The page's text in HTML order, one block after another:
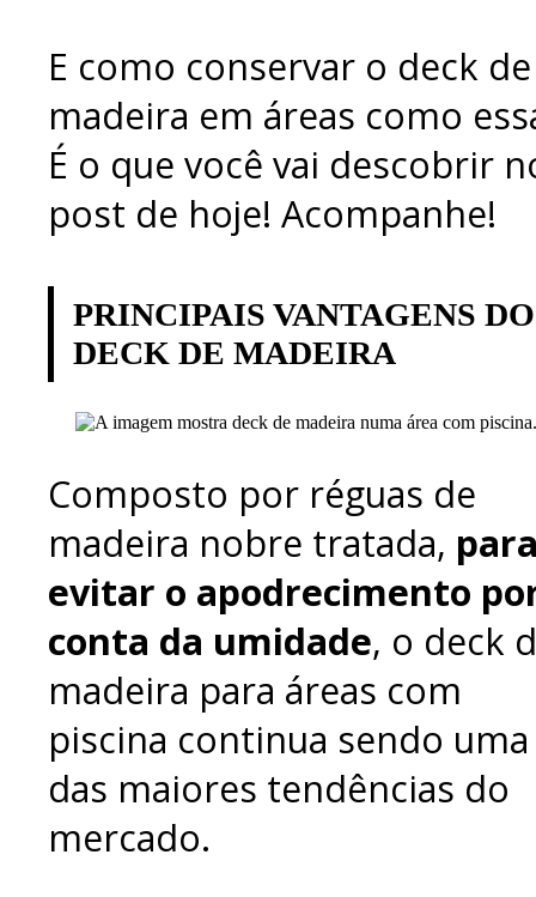
E como conservar o deck de
madeira em áreas como
É o que você vai descobrir
post de hoje! Acompanhe!
PRINCIPAIS VANTAGENS DO
DECK DE MADEIRA
Composto por réguas de
madeira nobre tratada,
evitar o apodrecimento
conta da umidade, o deck
madeira para áreas com
piscina continua sendo uma
das maiores tendências do
mercado.